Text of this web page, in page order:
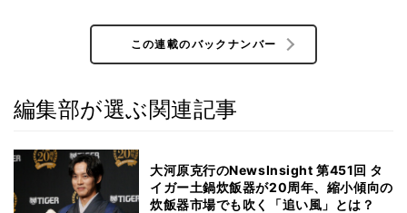
この連載のバックナンバー
編集部が選ぶ関連記事
大河原克行のNewsInsight 第451回 タ
イガー土鍋炊飯器が20周年、縮小傾向の
炊飯器市場でも吹く「追い風」とは？